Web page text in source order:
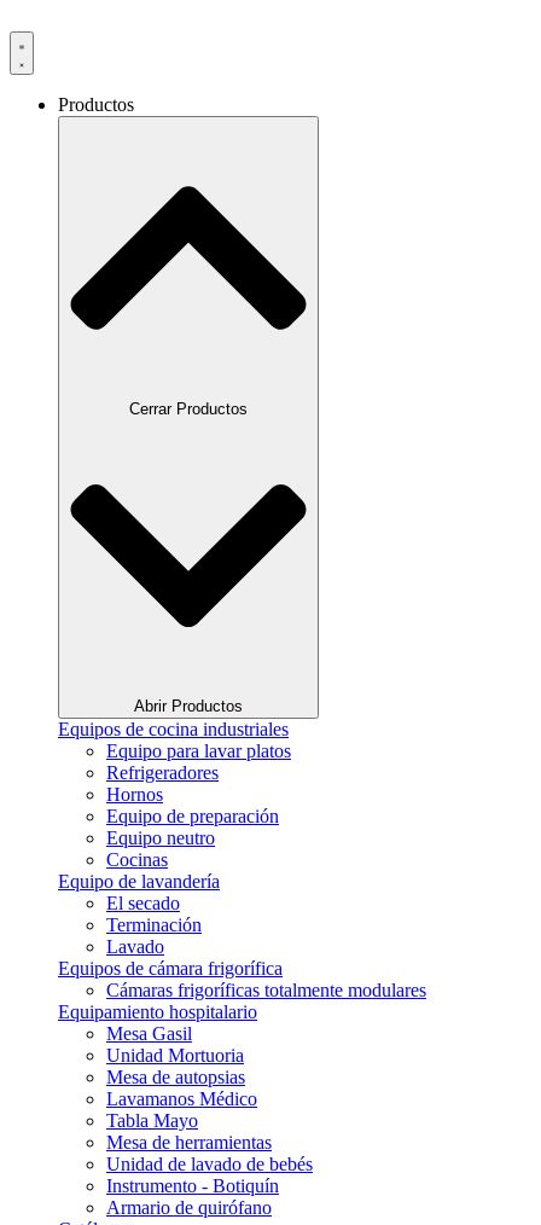
Productos
Cerrar Productos
Abrir Productos
Equipos de cocina industriales
Equipo para lavar platos
Refrigeradores
Hornos
Equipo de preparación
Equipo neutro
Cocinas
Equipo de lavandería
El secado
Terminación
Lavado
Equipos de cámara frigorífica
Cámaras frigoríficas totalmente modulares
Equipamiento hospitalario
Mesa Gasil
Unidad Mortuoria
Mesa de autopsias
Lavamanos Médico
Tabla Mayo
Mesa de herramientas
Unidad de lavado de bebés
Instrumento - Botiquín
Armario de quirófano